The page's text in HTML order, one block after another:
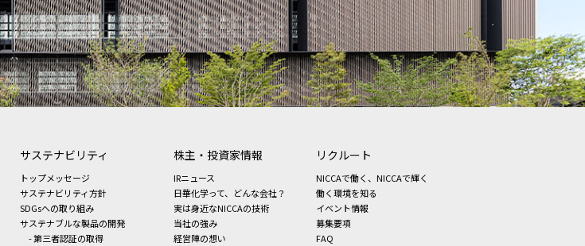
サステナビリティ
トップメッセージ
サステナビリティ方針
SDGsへの取り組み
サステナブルな製品の開発
- 第三者認証の取得
株主・投資家情報
IRニュース
日華化学って、どんな会社？
実は身近なNICCAの技術
当社の強み
経営陣の想い
リクルート
NICCAで働く、NICCAで輝く
働く環境を知る
イベント情報
募集要項
FAQ